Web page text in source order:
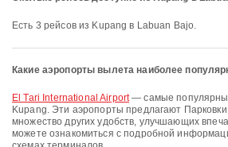
Есть 3 рейсов из Kupang в Labuan Bajo.
Какие аэропорты вылета наиболее
El Tari International Airport— самые
Kupang. Эти аэропорты предлагают
множество других удобств, улучшающих
можете ознакомиться с подробной